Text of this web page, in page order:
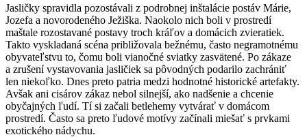
Jasličky spravidla pozostávali z podrobnej inštalácie postáv Márie,
Jozefa a novorodeného Ježiška. Naokolo nich boli v prostredí
maštale rozostavané postavy troch kráľov a domácich zvieratiek.
Takto vyskladaná scéna približovala bežnému, často negramotnému
obyvateľstvu to, čomu boli vianočné sviatky zasvätené. Po zákaze
a zrušení vystavovania jasličiek sa pôvodných podarilo zachrániť
len niekoľko. Dnes preto patria medzi hodnotné historické artefakty.
Avšak ani cisárov zákaz nebol silnejší, ako nadšenie a chcenie
obyčajných ľudí. Tí si začali betlehemy vytvárať v domácom
prostredí. Často sa preto ľudové motívy začínali miešať s prvkami
exotického nádychu.